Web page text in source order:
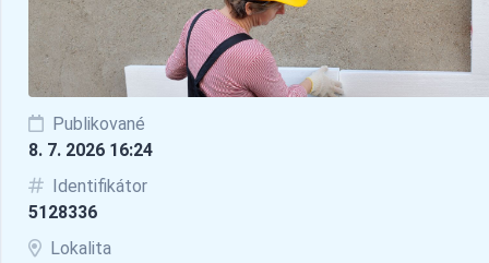
Publikované
8. 7. 2026 16:24
Identifikátor
5128336
Lokalita